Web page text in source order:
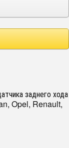
заднего хода
Opel, Renault,